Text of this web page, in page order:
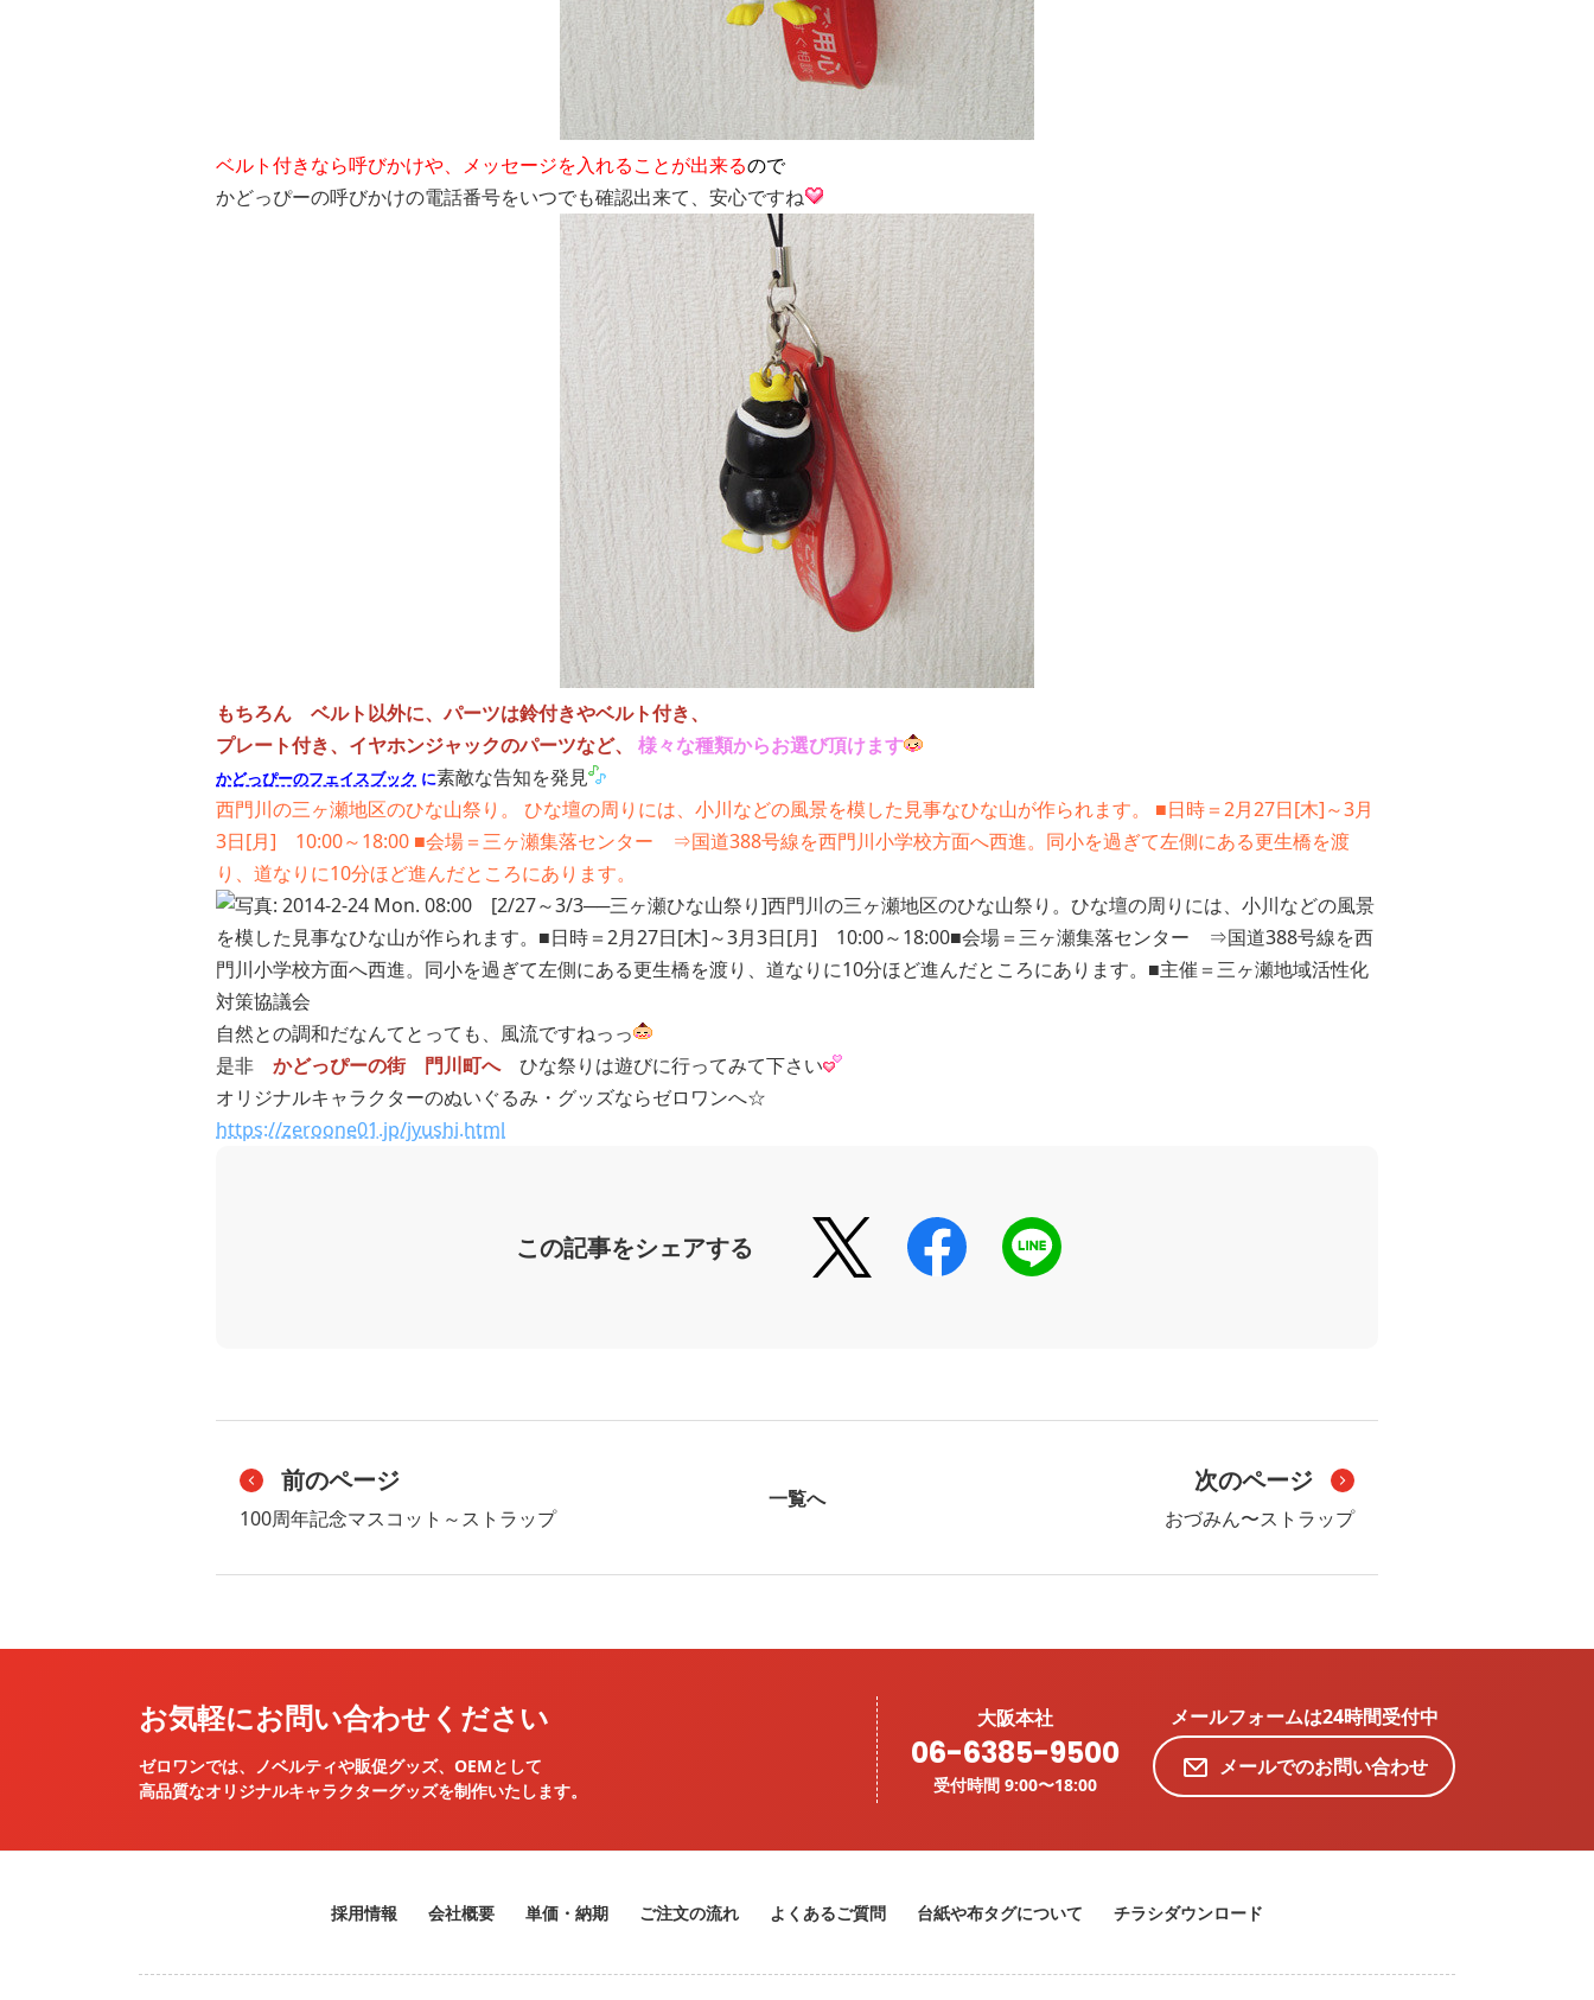
ベルト付きなら呼びかけや、メッセージを入れることが出来るので
かどっぴーの呼びかけの電話番号をいつでも確認出来て、安心ですね
もちろん ベルト以外に、パーツは鈴付きやベルト付き、
プレート付き、イヤホンジャックのパーツなど、 様々な種類からお選び頂けます
かどっぴーのフェイスブック に素敵な告知を発見
西門川の三ヶ瀬地区のひな山祭り。 ひな壇の周りには、小川などの風景を模した見事なひな山が作られます。 ■日時＝2月27日[木]～3月
3日[月] 10:00～18:00 ■会場＝三ヶ瀬集落センター ⇒国道388号線を西門川小学校方面へ西進。同小を過ぎて左側にある更生橋を渡
り、道なりに10分ほど進んだところにあります。
自然との調和だなんてとっても、風流ですねっっ
是非 かどっぴーの街 門川町へひな祭りは遊びに行ってみて下さい
オリジナルキャラクターのぬいぐるみ・グッズならゼロワンへ☆
https://zeroone01.jp/jyushi.html
この記事をシェアする
前のページ
100周年記念マスコット～ストラップ
一覧へ
次のページ
おづみん〜ストラップ
お気軽にお問い合わせください
ゼロワンでは、ノベルティや販促グッズ、OEMとして
高品質なオリジナルキャラクターグッズを制作いたします。
大阪本社
06-6385-9500
受付時間 9:00〜18:00
メールフォームは24時間受付中
メールでのお問い合わせ
採用情報 会社概要 単価・納期 ご注文の流れ よくあるご質問 台紙や布タグについて チラシダウンロード